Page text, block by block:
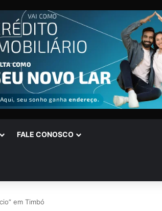
FALE CONOSCO
em Timbó